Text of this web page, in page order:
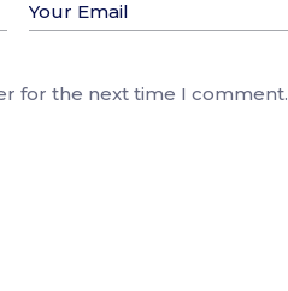
for the next time I comment.